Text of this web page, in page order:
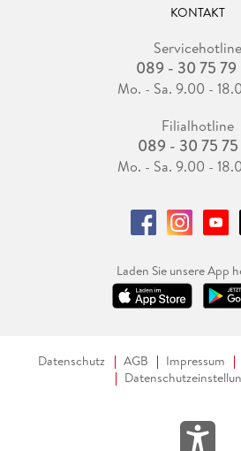
KONTAKT
Servicehotline
089 - 30 75
Mo. - Sa. 9.00 -
Filialhotline
089 - 30 75 75
Mo. - Sa. 9.00 -
Laden Sie unsere App
Datenschutz AGB Impressum